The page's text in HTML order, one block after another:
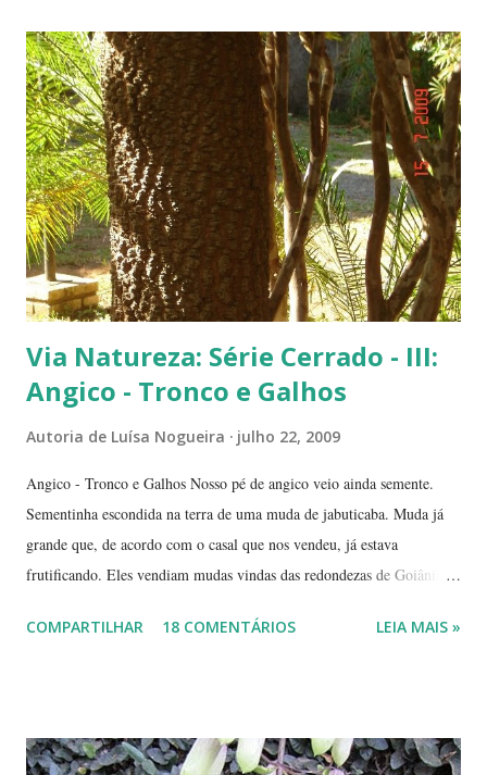
árvores dando as boas vindas na entrada de uma lanchonete, na
rodovia que liga Goiânia a Brasília ( Lanchonete Jerivá ).
Flamboyants do Jerivá Flamboyant amarelo - Este está em Brasília,
logo depois da Ponte das Garças - conhecida como 'a ponte do
(Conjunto Comercial) Gilberto Salomão', no sentid...
Via Natureza: Série Cerrado - III:
Angico - Tronco e Galhos
Autoria de Luísa Nogueira julho 22, 2009
Angico - Tronco e Galhos Nosso pé de angico veio ainda semente.
Sementinha escondida na terra de uma muda de jabuticaba. Muda já
grande que, de acordo com o casal que nos vendeu, já estava
frutificando. Eles vendiam mudas vindas das redondezas de Goiânia.
plantado a jabuticabeira, com bastante cuidado, regando-a
'compridinha' - que nessas alturas já estava do tamanho da
COMPARTILHAR 18 COMENTÁRIOS LEIA MAIS »